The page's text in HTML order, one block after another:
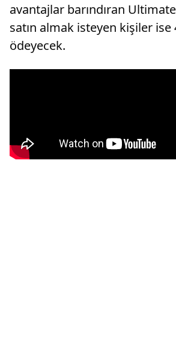
avantajlar barındıran
satın almak isteyen kişiler ise
ödeyecek.